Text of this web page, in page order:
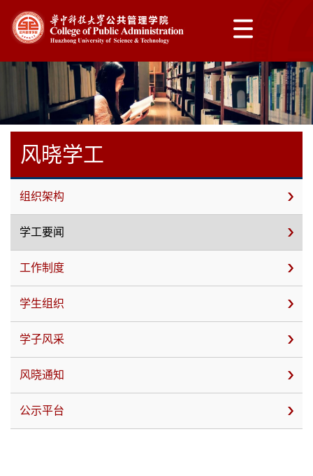
风晓学工
组织架构
学工要闻
工作制度
学生组织
学子风采
风晓通知
公示平台